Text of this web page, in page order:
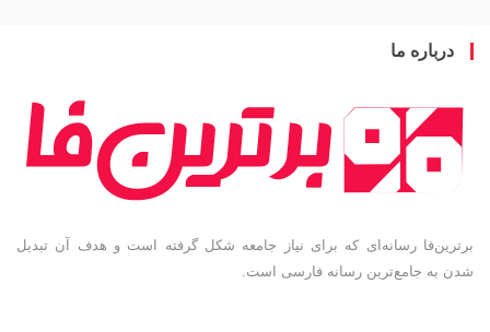
ما
رسانه‌ای که برای نیاز جامعه شکل گرفته است و هدف آن تبدیل
جامع‌ترین رسانه فارسی است.